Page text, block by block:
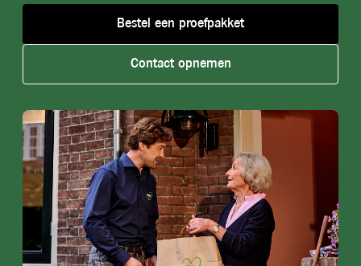
Bestel een proefpakket
Contact opnemen